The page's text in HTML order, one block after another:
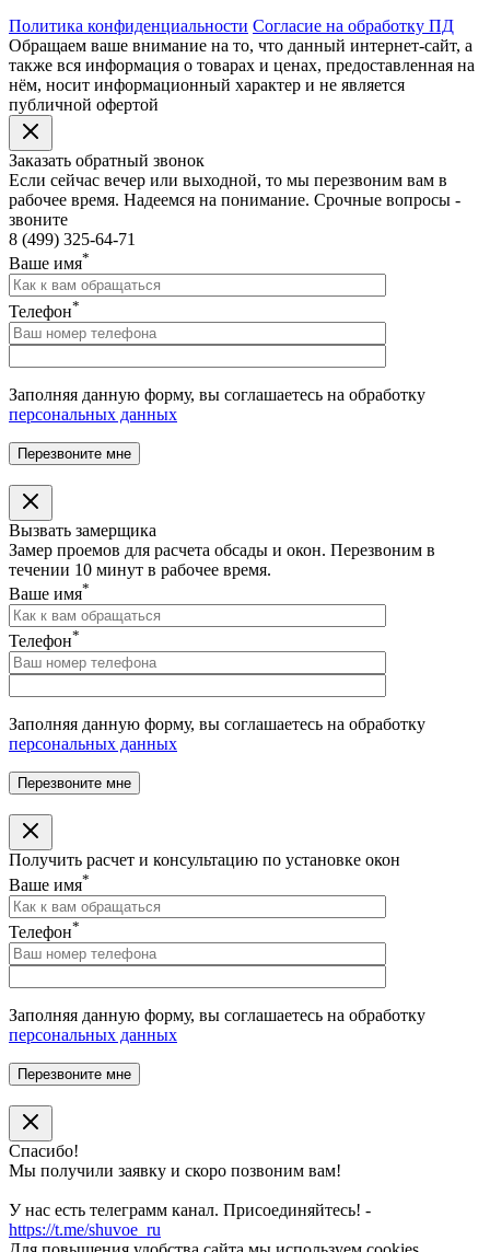
Политика конфиденциальности Согласие на обработку ПД
Обращаем ваше внимание на то, что данный интернет-сайт, а
также вся информация о товарах и ценах, предоставленная на
нём, носит информационный характер и не является
публичной офертой
Заказать обратный звонок
Если сейчас вечер или выходной, то мы перезвоним вам в
рабочее время. Надеемся на понимание. Срочные вопросы -
звоните
8 (499) 325-64-71
Ваше имя*
Телефон*
Заполняя данную форму, вы соглашаетесь на обработку
персональных данных
Вызвать замерщика
Замер проемов для расчета обсады и окон. Перезвоним в
течении 10 минут в рабочее время.
Ваше имя*
Телефон*
Заполняя данную форму, вы соглашаетесь на обработку
персональных данных
Получить расчет и консультацию по установке окон
Ваше имя*
Телефон*
Заполняя данную форму, вы соглашаетесь на обработку
персональных данных
Спасибо!
Мы получили заявку и скоро позвоним вам!
У нас есть телеграмм канал. Присоединяйтесь! -
https://t.me/shuvoe_ru